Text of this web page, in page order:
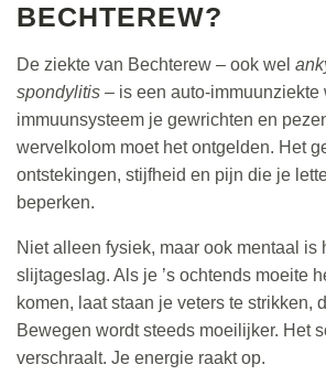
BECHTEREW?
De ziekte van Bechterew – ook wel
spondylitis – is een auto-immuunziekte
immuunsysteem je gewrichten en
wervelkolom moet het ontgelden. Het
ontstekingen, stijfheid en pijn die je
beperken.
Niet alleen fysiek, maar ook mentaal is
slijtageslag. Als je ’s ochtends moeite
komen, laat staan je veters te strikken,
Bewegen wordt steeds moeilijker. Het
verschraalt. Je energie raakt op.